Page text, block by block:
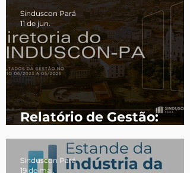
Relatório de Gestão:
SINDUSCON-PA (2023-
2026)
Sinduscon Pará
11 de jun.
Sinduscon Pará
19 de mai.